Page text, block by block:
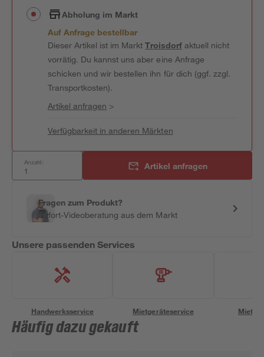
Abholung im Markt
Auf Anfrage bestellbar
Dieser Artikel ist im MarktTroisdorfaktuell nicht
vorrätig. Du kannst uns aber eine Anfrage
schicken und wir bestellen ihn für dich (ggf. zzgl.
Transportkosten).
Artikel anfragen >
Verfügbarkeit in anderen Märkten
Anzahl: Artikel anfragen
Fragen zum Produkt?
Sofort-Videoberatung aus dem Markt
Unsere passenden Services
Handwerksservice Mietgeräteservice
Häufig dazu gekauft